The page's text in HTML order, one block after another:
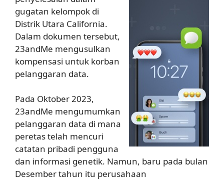
gugatan kelompok di
Distrik Utara California.
Dalam dokumen tersebut,
23andMe mengusulkan
kompensasi untuk korban
pelanggaran data.
Pada Oktober 2023,
23andMe mengumumkan
pelanggaran data di mana
peretas telah mencuri
catatan pribadi pengguna
dan informasi genetik. Namun, baru pada bulan
Desember tahun itu perusahaan